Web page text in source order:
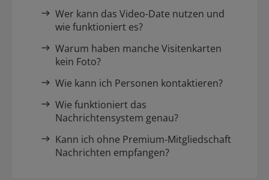
Wer kann das Video-Date nutzen und
wie funktioniert es?
Warum haben manche Visitenkarten
kein Foto?
Wie kann ich Personen kontaktieren?
Wie funktioniert das
Nachrichtensystem genau?
Kann ich ohne Premium-Mitgliedschaft
Nachrichten empfangen?